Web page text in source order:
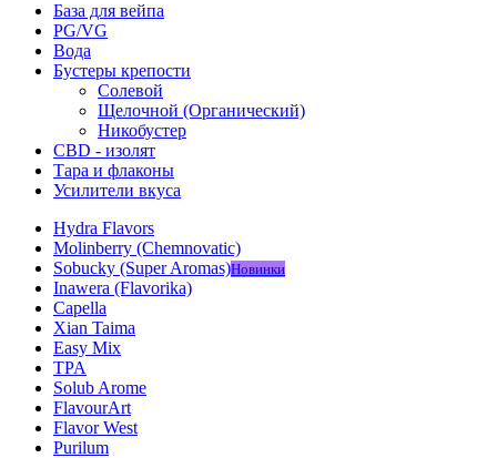
База для вейпа
PG/VG
Вода
Бустеры крепости
Солевой
Щелочной (Органический)
Никобустер
CBD - изолят
Тара и флаконы
Усилители вкуса
Hydra Flavors
Molinberry (Chemnovatic)
Sobucky (Super Aromas)Новинки
Inawera (Flavorika)
Capella
Xian Taima
Easy Mix
TPA
Solub Arome
FlavourArt
Flavor West
Purilum